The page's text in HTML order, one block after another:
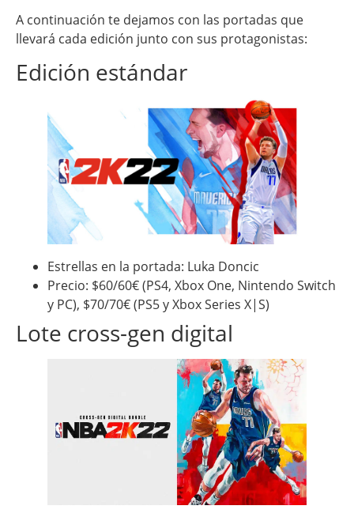
A continuación te dejamos con las portadas que
llevará cada edición junto con sus protagonistas:
Edición estándar
Estrellas en la portada: Luka Doncic
Precio: $60/60€ (PS4, Xbox One, Nintendo Switch
y PC), $70/70€ (PS5 y Xbox Series X|S)
Lote cross-gen digital